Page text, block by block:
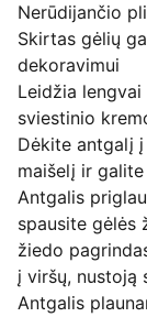
Nerūdijančio
Skirtas gėlių
dekoravimui
Leidžia
sviestinio
Dėkite antgalį
maišelį ir
Antgalis
spausite gėlės
žiedo
į viršų, nustoją
Antgalis